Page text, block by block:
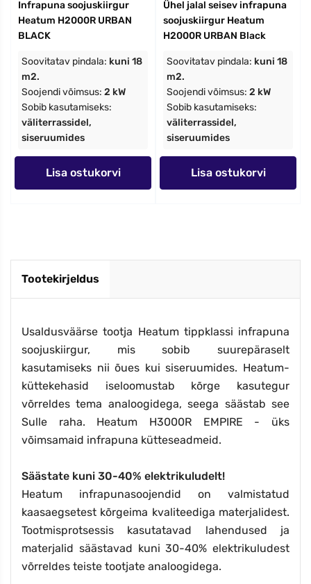
Infrapuna soojuskiirgur
Heatum H2000R URBAN
BLACK
Soovitatav pindala: kuni 18
m2.
Soojendi võimsus: 2 kW
Sobib kasutamiseks:
väliterrassidel,
siseruumides
Lisa ostukorvi
Ühel jalal seisev infrapuna
soojuskiirgur Heatum
H2000R URBAN Black
Soovitatav pindala: kuni 18
m2.
Soojendi võimsus: 2 kW
Sobib kasutamiseks:
väliterrassidel,
siseruumides
Lisa ostukorvi
Tootekirjeldus
Usaldusväärse tootja Heatum tippklassi infrapuna
soojuskiirgur, mis sobib suurepäraselt
kasutamiseks nii õues kui siseruumides. Heatum-
küttekehasid iseloomustab kõrge kasutegur
võrreldes tema analoogidega, seega säästab see
Sulle raha. Heatum H3000R EMPIRE - üks
võimsamaid infrapuna kütteseadmeid.
Säästate kuni 30-40% elektrikuludelt!
Heatum infrapunasoojendid on valmistatud
kaasaegsetest kõrgeima kvaliteediga materjalidest.
Tootmisprotsessis kasutatavad lahendused ja
materjalid säästavad kuni 30-40% elektrikuludest
võrreldes teiste tootjate analoogidega.